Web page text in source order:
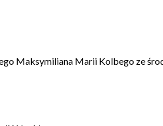
Maksymiliana Marii Kolbego ze